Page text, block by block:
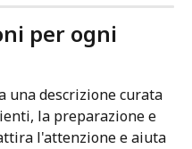
per ogni
una descrizione curata
la preparazione e
l'attenzione e aiuta